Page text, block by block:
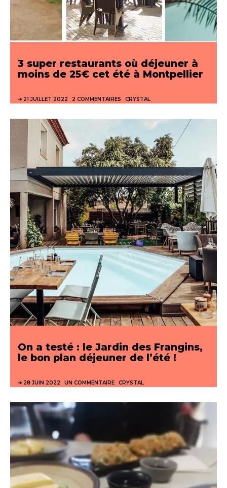
3 super restaurants où déjeuner à
moins de 25€ cet été à Montpellier
21 JUILLET 2022 2 COMMENTAIRES CRYSTAL
On a testé : le Jardin des Frangins,
le bon plan déjeuner de l’été !
28 JUIN 2022 UN COMMENTAIRE CRYSTAL